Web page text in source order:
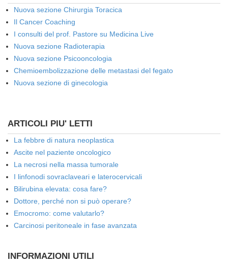
Nuova sezione Chirurgia Toracica
Il Cancer Coaching
I consulti del prof. Pastore su Medicina Live
Nuova sezione Radioterapia
Nuova sezione Psicooncologia
Chemioembolizzazione delle metastasi del fegato
Nuova sezione di ginecologia
ARTICOLI PIU' LETTI
La febbre di natura neoplastica
Ascite nel paziente oncologico
La necrosi nella massa tumorale
I linfonodi sovraclaveari e laterocervicali
Bilirubina elevata: cosa fare?
Dottore, perché non si può operare?
Emocromo: come valutarlo?
Carcinosi peritoneale in fase avanzata
INFORMAZIONI UTILI